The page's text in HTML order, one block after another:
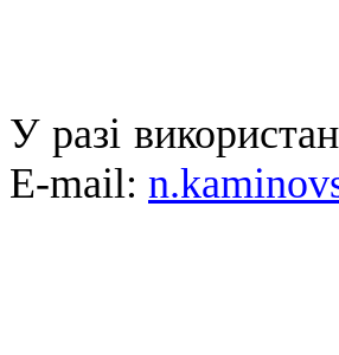
У разі
E-mail: n.